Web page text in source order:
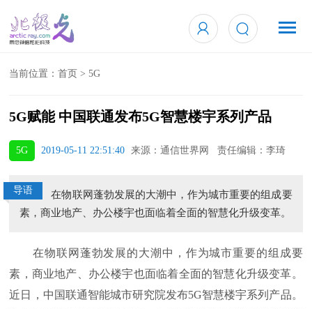
当前位置：首页 >5G
5G赋能 中国联通发布5G智慧楼宇系列产品
5G 2019-05-11 22:51:40 来源：通信世界网 责任编辑：李琦
导语
在物联网蓬勃发展的大潮中，作为城市重要的组成要
素，商业地产、办公楼宇也面临着全面的智慧化升级变革。
在物联网蓬勃发展的大潮中，作为城市重要的组成要
素，商业地产、办公楼宇也面临着全面的智慧化升级变革。
近日，中国联通智能城市研究院发布5G智慧楼宇系列产品。